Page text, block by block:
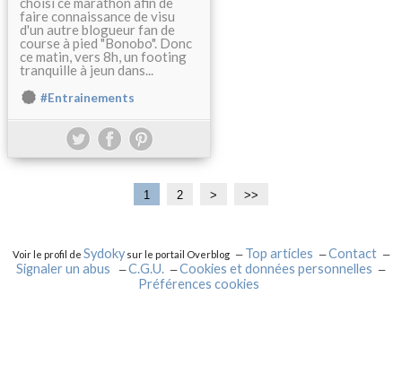
faire connaissance de visu
d'un autre blogueur fan de
course à pied "Bonobo". Donc
ce matin, vers 8h, un footing
tranquille à jeun dans...
#Entrainements
1 2 > >>
Voir le profil de Sydokysur le portail Overblog Top articles
Contact
Signaler un abus
C.G.U.
Cookies et données personnelles
Préférences cookies